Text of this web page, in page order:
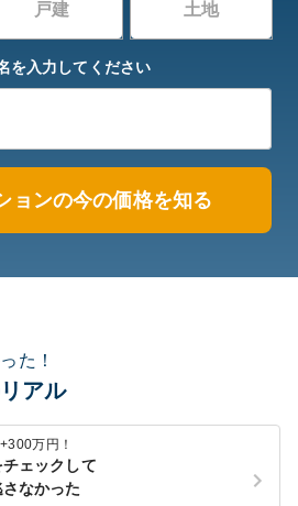
戸建 土地
を入力してください
ョンの今の価格を知る
た！
アル
万円！
ェックして
なかった